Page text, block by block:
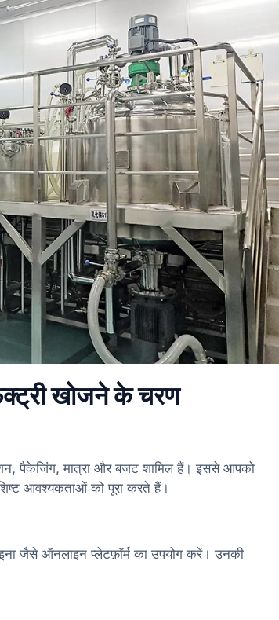
खोजने के चरण
पैकेजिंग, मात्रा और बजट शामिल हैं। इससे आपको
आवश्यकताओं को पूरा करते हैं।
जैसे ऑनलाइन प्लेटफ़ॉर्म का उपयोग करें। उनकी